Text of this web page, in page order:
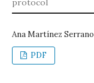
protocol
Ana Martínez Serrano
PDF